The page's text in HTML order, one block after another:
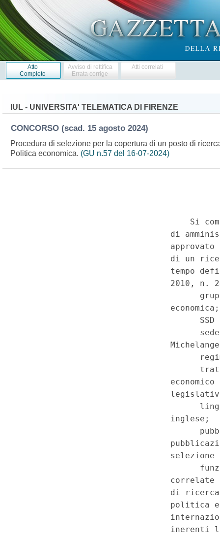
Atto
Completo
Avviso di rettifica
Errata corrige
Atti correlati
IUL - UNIVERSITA' TELEMATICA DI FIRENZE
CONCORSO (scad. 15 agosto 2024)
Procedura di selezione per la copertura di un posto di
Politica economica. (GU n.57 del 16-07-2024)